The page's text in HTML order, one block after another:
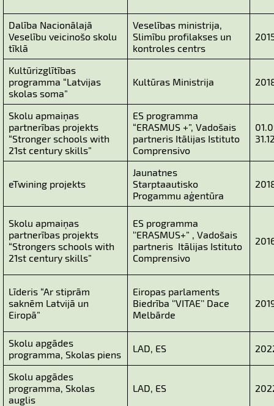
Dalība Nacionālajā
Veselību veicinošo skolu
tīklā
Veselības ministrija,
Slimību profilakses un
kontroles centrs
Kultūrizglītības
programma “Latvijas
skolas soma”
Kultūras Ministrija
Skolu apmaiņas
partnerības projekts
“Stronger schools with
21st century skills”
ES programma
“ERASMUS +”, Vadošais
partneris Itālijas Istituto
Comprensivo
eTwining projekts
Jaunatnes
Starptaautisko
Progammu aģentūra
Skolu apmaiņas
partnerības projekts
“Strongers schools with
21st century skills”
ES programma
‘’ERASMUS+” , Vadošais
partneris Itālijas Istituto
Comprensivo
Līderis “Ar stiprām
saknēm Latvijā un
Eiropā”
Eiropas parlaments
Biedrība ‘’VITAE’’ Dace
Melbārde
Skolu apgādes
programma, Skolas piens
LAD, ES
Skolu apgādes
programma, Skolas
auglis
LAD, ES